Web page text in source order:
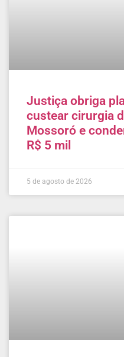
Justiça obriga
custear cirurgia
Mossoró e
R$ 5 mil
5 de agosto de 2026